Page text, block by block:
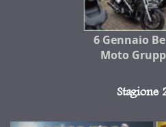
6 Gennaio
Moto
Stagione